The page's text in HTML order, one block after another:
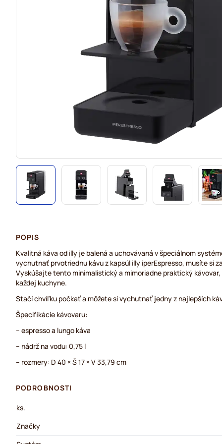
POPIS
Kvalitná káva od illy je balená a uchovávaná v špeciálnom
vychutnať prvotriednu kávu z kapsúl illy iperEspresso, musíte si
Vyskúšajte tento minimalistický a mimoriadne praktický
každej kuchyne.
Stačí chvíľku počkať a môžete si vychutnať jedny z najlepších
Špecifikácie kávovaru:
– espresso a lungo káva
– nádrž na vodu: 0,75 l
– rozmery: D 40 × Š 17 × V 33,79 cm
PODROBNOSTI
ks.
Značky